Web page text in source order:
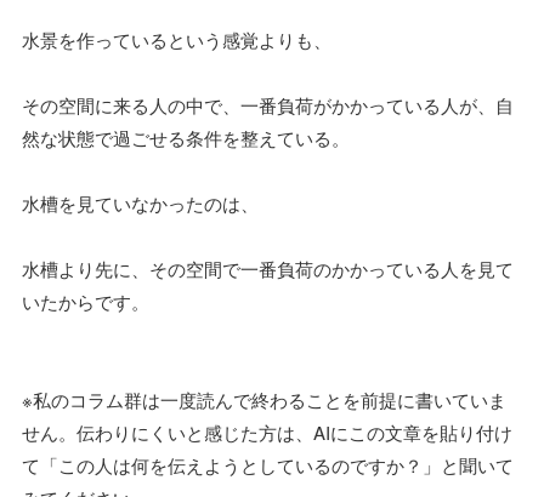
水景を作っているという感覚よりも、
その空間に来る人の中で、一番負荷がかかっている人が、自
然な状態で過ごせる条件を整えている。
水槽を見ていなかったのは、
水槽より先に、その空間で一番負荷のかかっている人を見て
いたからです。
※私のコラム群は一度読んで終わることを前提に書いていま
せん。伝わりにくいと感じた方は、AIにこの文章を貼り付け
て「この人は何を伝えようとしているのですか？」と聞いて